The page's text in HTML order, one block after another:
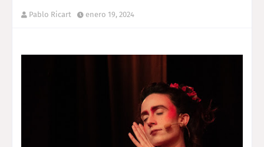
Pablo Ricart enero 19, 2024